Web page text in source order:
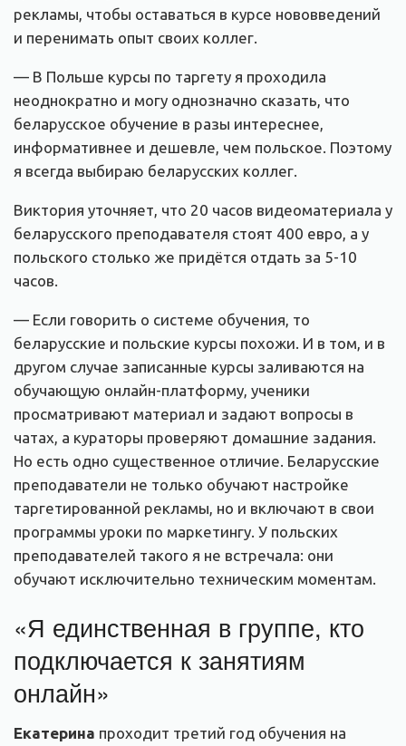
рекламы, чтобы оставаться в курсе нововведений
и перенимать опыт своих коллег.
— В Польше курсы по таргету я проходила
неоднократно и могу однозначно сказать, что
беларусское обучение в разы интереснее,
информативнее и дешевле, чем польское. Поэтому
я всегда выбираю беларусских коллег.
Виктория уточняет, что 20 часов видеоматериала у
беларусского преподавателя стоят 400 евро, а у
польского столько же придётся отдать за 5-10
часов.
— Если говорить о системе обучения, то
беларусские и польские курсы похожи. И в том, и в
другом случае записанные курсы заливаются на
обучающую онлайн-платформу, ученики
просматривают материал и задают вопросы в
чатах, а кураторы проверяют домашние задания.
Но есть одно существенное отличие. Беларусские
преподаватели не только обучают настройке
таргетированной рекламы, но и включают в свои
программы уроки по маркетингу. У польских
преподавателей такого я не встречала: они
обучают исключительно техническим моментам.
«Я единственная в группе, кто
подключается к занятиям
онлайн»
Екатерина проходит третий год обучения на